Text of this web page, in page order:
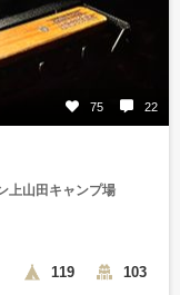
75 22
上山田キャンプ場
119 103